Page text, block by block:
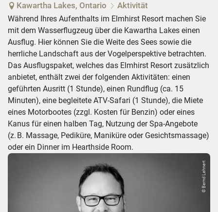
Kawartha Lakes, Ontario Aktivität
Während Ihres Aufenthalts im Elmhirst Resort machen Sie
mit dem Wasserflugzeug über die Kawartha Lakes einen
Ausflug. Hier können Sie die Weite des Sees sowie die
herrliche Landschaft aus der Vogelperspektive betrachten.
Das Ausflugspaket, welches das Elmhirst Resort zusätzlich
anbietet, enthält zwei der folgenden Aktivitäten: einen
geführten Ausritt (1 Stunde), einen Rundflug (ca. 15
Minuten), eine begleitete ATV-Safari (1 Stunde), die Miete
eines Motorbootes (zzgl. Kosten für Benzin) oder eines
Kanus für einen halben Tag, Nutzung der Spa-Angebote
(z. B. Massage, Pediküre, Maniküre oder Gesichtsmassage)
oder ein Dinner im Hearthside Room.
© Bernd Lehnert